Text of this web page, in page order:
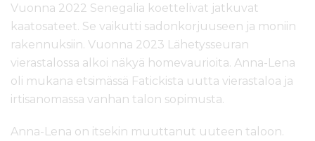
Vuonna 2022 Senegalia koettelivat jatkuvat
kaatosateet. Se vaikutti sadonkorjuuseen ja moniin
rakennuksiin. Vuonna 2023 Lähetysseuran
vierastalossa alkoi näkyä homevaurioita. Anna-Lena
oli mukana etsimässä Fatickista uutta vierastaloa ja
irtisanomassa vanhan talon sopimusta.
Anna-Lena on itsekin muuttanut uuteen taloon.